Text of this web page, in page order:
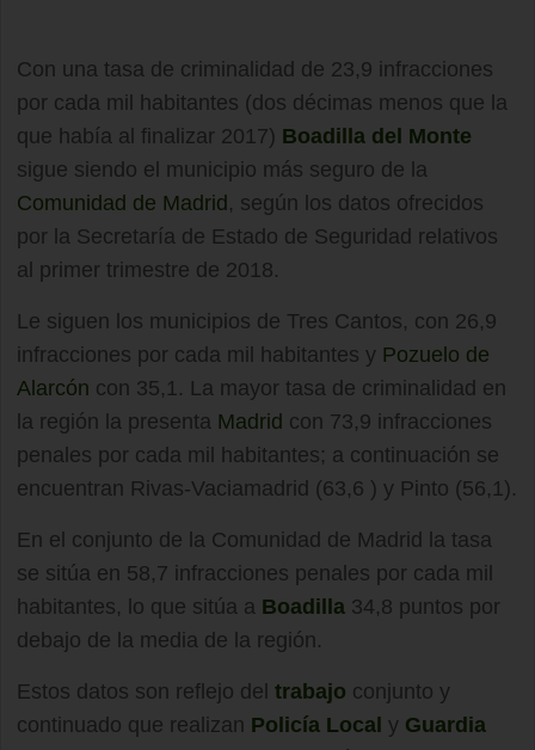
Con una tasa de criminalidad de 23,9 infracciones
por cada mil habitantes (dos décimas menos que la
que había al finalizar 2017) Boadilla del Monte
sigue siendo el municipio más seguro de la
Comunidad de Madrid , según los datos ofrecidos
por la Secretaría de Estado de Seguridad relativos
al primer trimestre de 2018.
Le siguen los municipios de Tres Cantos, con 26,9
infracciones por cada mil habitantes y Pozuelo de
Alarcón con 35,1. La mayor tasa de criminalidad en
la región la presenta Madrid con 73,9 infracciones
penales por cada mil habitantes; a continuación se
encuentran Rivas-Vaciamadrid (63,6 ) y Pinto (56,1).
En el conjunto de la Comunidad de Madrid la tasa
se sitúa en 58,7 infracciones penales por cada mil
habitantes, lo que sitúa a Boadilla 34,8 puntos por
debajo de la media de la región.
Estos datos son reflejo del trabajo conjunto y
continuado que realizan Policía Local y Guardia